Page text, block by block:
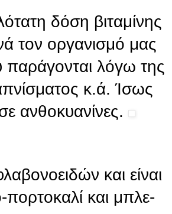
δόση βιταμίνης
τον οργανισμό μας
λόγω της
κ.ά. Ίσως
ανθοκυανίνες.
και είναι
πορτοκαλί και μπλε-